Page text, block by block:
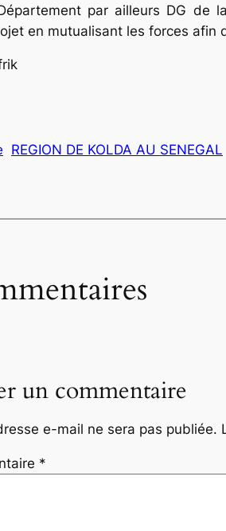
par ailleurs DG de
en mutualisant les forces
REGION DE KOLDA AU SENEGAL
un commentaire
e-mail ne sera pas publiée.
*